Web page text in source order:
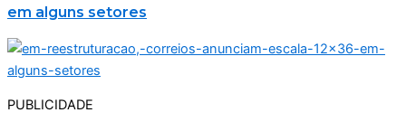
em alguns setores
PUBLICIDADE